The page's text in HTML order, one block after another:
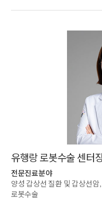
유행랑 로봇수술 센터
전문진료분야
양성 갑상선 질환 및 갑상선
로봇수술